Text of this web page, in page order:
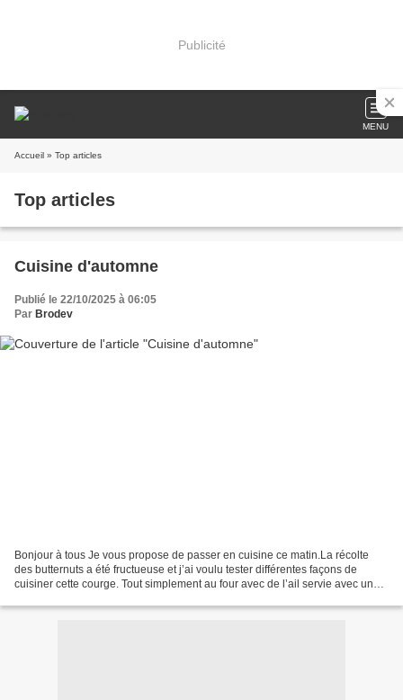
Publicité
MENU
Accueil » Top articles
Top articles
Cuisine d'automne
Publié le 22/10/2025 à 06:05
Par Brodev
Bonjour à tous Je vous propose de passer en cuisine ce matin.La récolte
des butternuts a été fructueuse et j’ai voulu tester différentes façons de
cuisiner cette courge. Tout simplement au four avec de l’ail servie avec un